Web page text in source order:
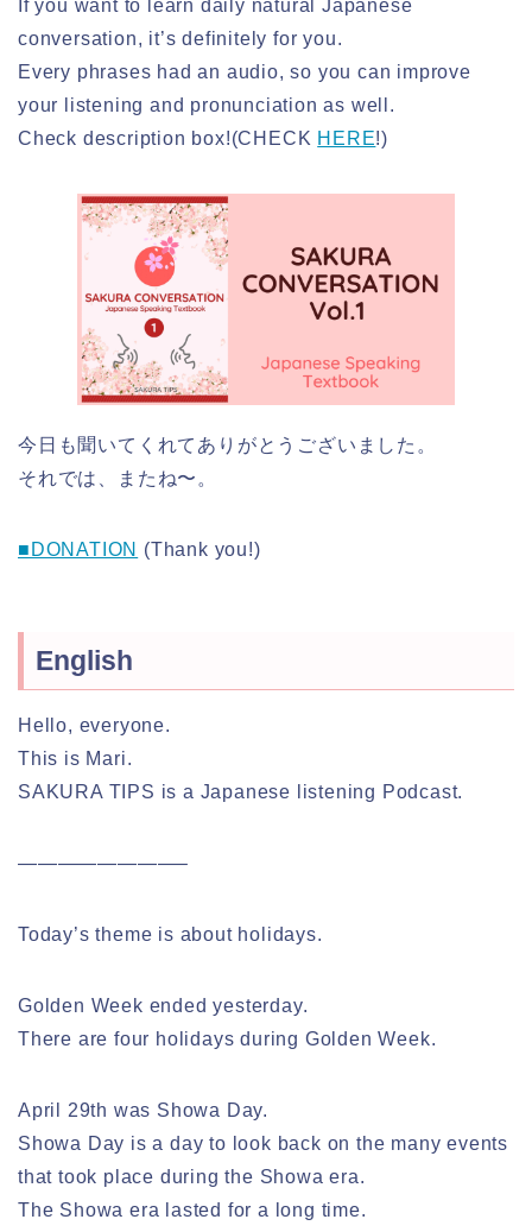
If you want to learn daily natural Japanese
conversation, it’s definitely for you.
Every phrases had an audio, so you can improve
your listening and pronunciation as well.
Check description box!(CHECK HERE!)
今日も聞いてくれてありがとうございました。
それでは、またね〜。
■DONATION (Thank you!)
English
Hello, everyone.
This is Mari.
SAKURA TIPS is a Japanese listening Podcast.
————————–
Today’s theme is about holidays.
Golden Week ended yesterday.
There are four holidays during Golden Week.
April 29th was Showa Day.
Showa Day is a day to look back on the many events
that took place during the Showa era.
The Showa era lasted for a long time.